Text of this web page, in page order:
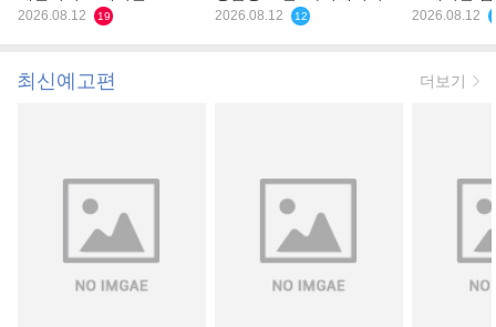
2026.08.12 19
천사
2026.08.12 12 2026.08.12
최신예고편 더보기